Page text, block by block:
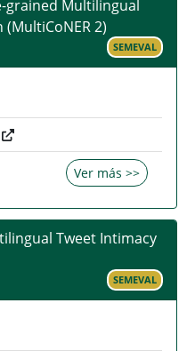
grained Multilingual
2)
SEMEVAL
Ver más >>
Tweet Intimacy
SEMEVAL